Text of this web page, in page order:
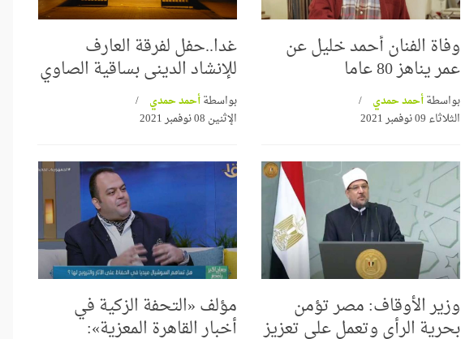
وفاة الفنان أحمد خليل عن
عمر يناهز 80 عاما
بواسطةأحمد حمدي
الثلاثاء 09 نوفمبر 2021
غدا..حفل لفرقة العارف
للإنشاد الدينى بساقية الصاوي
بواسطةأحمد حمدي
الإثنين 08 نوفمبر 2021
وزير الأوقاف: مصر تؤمن
بحرية الرأي وتعمل على تعزيز
مؤلف «التحفة الزكية في
أخبار القاهرة المعزية»: